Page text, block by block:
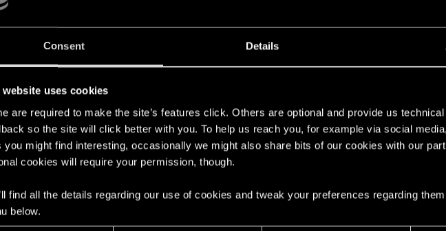
Consent Details
website uses cookies
are required to make the site’s features click. Others are optional and provide us
so the site will click better with you. To help us reach you, for example via social
you might find interesting, occasionally we might also share bits of our cookies with our
cookies will require your permission, though.
find all the details regarding our use of cookies and tweak your preferences regarding them
below.